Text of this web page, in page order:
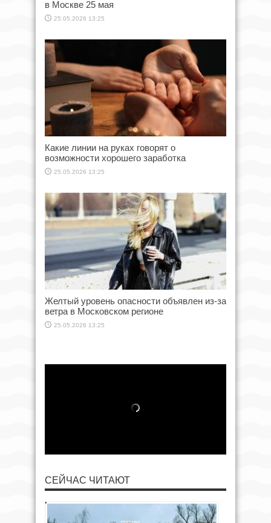
в Москве 25 мая
25.05.2026 13:25
Какие линии на руках говорят о
возможности хорошего заработка
25.05.2026 13:25
Желтый уровень опасности объявлен из-за
ветра в Московском регионе
25.05.2026 13:25
СЕЙЧАС ЧИТАЮТ